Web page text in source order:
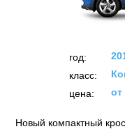
год:
класс:
цена:
от
Новый компактный